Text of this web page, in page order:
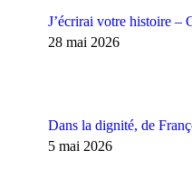
J’écrirai votre histoire –
28 mai 2026
Dans la dignité, de
5 mai 2026